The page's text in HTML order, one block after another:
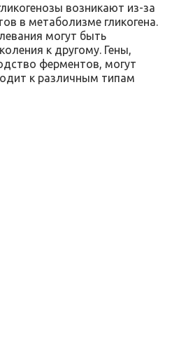
возникают из-за
в метаболизме гликогена.
могут быть
к другому. Гены,
ферментов, могут
к различным типам